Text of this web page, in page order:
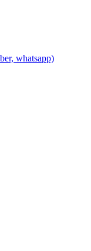
whatsapp)